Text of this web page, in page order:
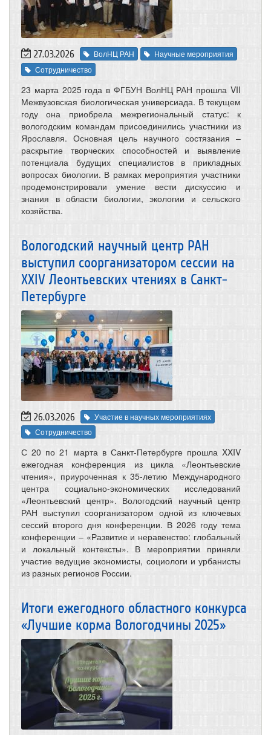
27.03.2026 ВолНЦ РАН
Научные мероприятия
Сотрудничество
23 марта 2025 года в ФГБУН ВолНЦ РАН прошла VII
Межвузовская биологическая универсиада. В текущем
году она приобрела межрегиональный статус: к
вологодским командам присоединились участники из
Ярославля. Основная цель научного состязания –
раскрытие творческих способностей и выявление
потенциала будущих специалистов в прикладных
вопросах биологии. В рамках мероприятия участники
продемонстрировали умение вести дискуссию и
знания в области биологии, экологии и сельского
хозяйства.
Вологодский научный центр РАН
выступил соорганизатором сессии на
XXIV Леонтьевских чтениях в Санкт-
Петербурге
26.03.2026
Участие в научных мероприятиях
Сотрудничество
С 20 по 21 марта в Санкт-Петербурге прошла XXIV
ежегодная конференция из цикла «Леонтьевские
чтения», приуроченная к 35-летию Международного
центра социально-экономических исследований
«Леонтьевский центр». Вологодский научный центр
РАН выступил соорганизатором одной из ключевых
сессий второго дня конференции. В 2026 году тема
конференции – «Развитие и неравенство: глобальный
и локальный контексты». В мероприятии приняли
участие ведущие экономисты, социологи и урбанисты
из разных регионов России.
Итоги ежегодного областного конкурса
«Лучшие корма Вологодчины 2025»